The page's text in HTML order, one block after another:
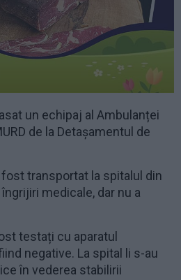
un echipaj al Ambulanței
de la Detașamentul de
transportat la spitalul din
medicale, dar nu a
testați cu aparatul
negative. La spital li s-au
în vederea stabilirii